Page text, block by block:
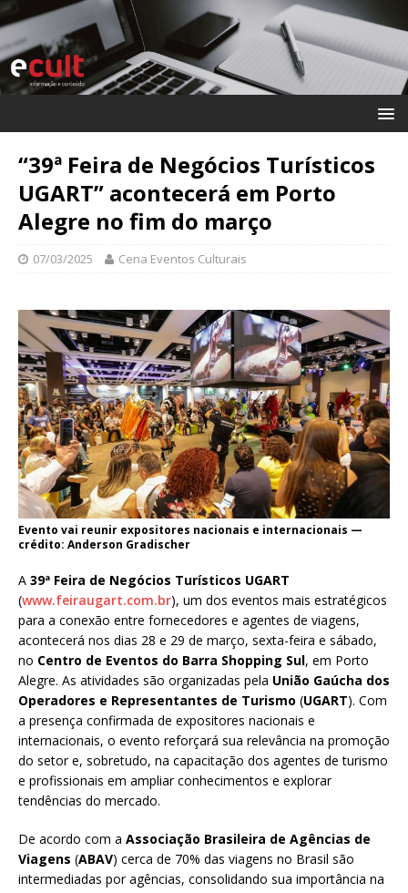
“39ª Feira de Negócios Turísticos
UGART” acontecerá em Porto
Alegre no fim do março
07/03/2025 Cena Eventos Culturais
Evento vai reunir expositores nacionais e internacionais —
crédito: Anderson Gradischer
A 39ª Feira de Negócios Turísticos UGART
(www.feiraugart.com.br), um dos eventos mais estratégicos
para a conexão entre fornecedores e agentes de viagens,
acontecerá nos dias 28 e 29 de março, sexta-feira e sábado,
no Centro de Eventos do Barra Shopping Sul, em Porto
Alegre. As atividades são organizadas pela União Gaúcha dos
Operadores e Representantes de Turismo (UGART). Com
a presença confirmada de expositores nacionais e
internacionais, o evento reforçará sua relevância na promoção
do setor e, sobretudo, na capacitação dos agentes de turismo
e profissionais em ampliar conhecimentos e explorar
tendências do mercado.
De acordo com a Associação Brasileira de Agências de
Viagens (ABAV) cerca de 70% das viagens no Brasil são
intermediadas por agências, consolidando sua importância na